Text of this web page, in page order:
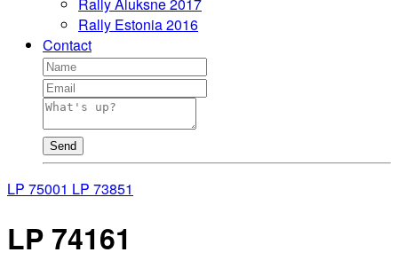
Rally Estonia 2016
Contact
Send
LP 75001 LP 73851
LP 74161